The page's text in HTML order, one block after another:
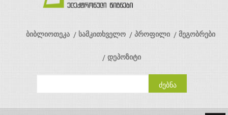
ბიბლიოთეკა სამკითხველო პროფილი მეგობრები
დეპოზიტი